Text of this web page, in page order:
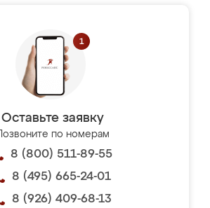
Оставьте заявку
Позвоните по номерам
8 (800) 511-89-55
8 (495) 665-24-01
8 (926) 409-68-13